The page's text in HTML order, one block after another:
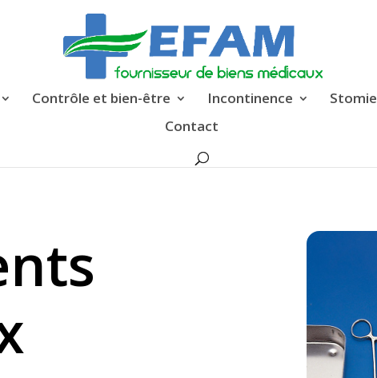
Contrôle et bien-être Incontinence Stomie
Contact